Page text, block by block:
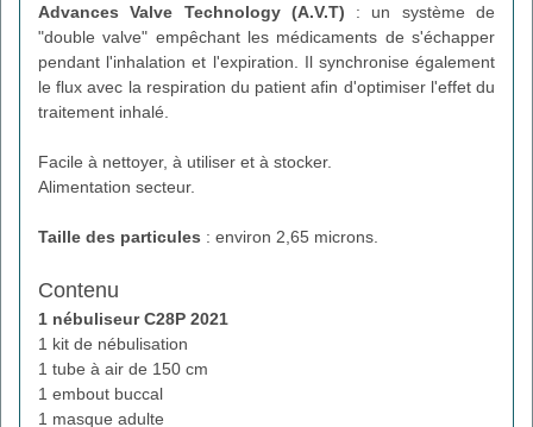
Advances Valve Technology (A.V.T) : un système de
"double valve" empêchant les médicaments de s'échapper
pendant l'inhalation et l'expiration. Il synchronise également
le flux avec la respiration du patient afin d'optimiser l'effet du
traitement inhalé.
Facile à nettoyer, à utiliser et à stocker.
Alimentation secteur.
Taille des particules : environ 2,65 microns.
Contenu
1 nébuliseur C28P 2021
1 kit de nébulisation
1 tube à air de 150 cm
1 embout buccal
1 masque adulte